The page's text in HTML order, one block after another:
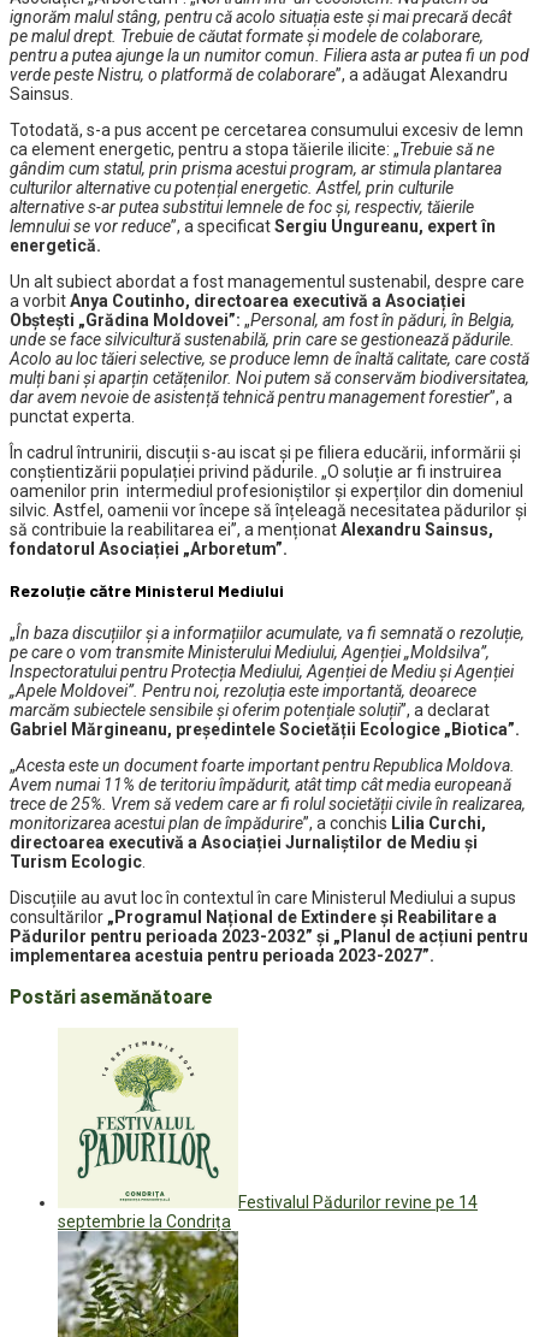
ignorăm malul stâng, pentru că acolo situația este și mai precară decât
pe malul drept. Trebuie de căutat formate și modele de colaborare,
pentru a putea ajunge la un numitor comun. Filiera asta ar putea fi un pod
verde peste Nistru, o platformă de colaborare”, a adăugat Alexandru
Sainsus.
Totodată, s-a pus accent pe cercetarea consumului excesiv de lemn
ca element energetic, pentru a stopa tăierile ilicite: „Trebuie să ne
gândim cum statul, prin prisma acestui program, ar stimula plantarea
culturilor alternative cu potențial energetic. Astfel, prin culturile
alternative s-ar putea substitui lemnele de foc și, respectiv, tăierile
lemnului se vor reduce”, a specificatSergiu Ungureanu, expert în
energetică.
Un alt subiect abordat a fost managementul sustenabil, despre care
a vorbitAnya Coutinho, directoarea executivă a Asociației
Obștești „Grădina Moldovei”: „Personal, am fost în păduri, în Belgia,
unde se face silvicultură sustenabilă, prin care se gestionează pădurile.
Acolo au loc tăieri selective, se produce lemn de înaltă calitate, care costă
mulți bani și aparțin cetățenilor. Noi putem să conservăm biodiversitatea,
dar avem nevoie de asistență tehnică pentru management forestier”, a
punctat experta.
În cadrul întrunirii, discuții s-au iscat și pe filiera educării, informării și
conștientizării populației privind pădurile. „O soluție ar fi instruirea
oamenilor prin intermediul profesioniștilor și experților din domeniul
silvic. Astfel, oamenii vor începe să înțeleagă necesitatea pădurilor și
să contribuie la reabilitarea ei”, a menționatAlexandru Sainsus,
fondatorul Asociației „Arboretum”.
Rezoluție către Ministerul Mediului
„În baza discuțiilor și a informațiilor acumulate, va fi semnată o rezoluție,
pe care o vom transmite Ministerului Mediului, Agenției „Moldsilva”,
Inspectoratului pentru Protecția Mediului, Agenției de Mediu și Agenției
„Apele Moldovei”. Pentru noi, rezoluția este importantă, deoarece
marcăm subiectele sensibile și oferim potențiale soluții”, a declarat
Gabriel Mărgineanu, președintele Societății Ecologice „Biotica”.
„Acesta este un document foarte important pentru Republica Moldova.
Avem numai 11% de teritoriu împădurit, atât timp cât media europeană
trece de 25%. Vrem să vedem care ar fi rolul societății civile în realizarea,
monitorizarea acestui plan de împădurire”, a conchis Lilia Curchi,
directoarea executivă a Asociației Jurnaliștilor de Mediu și
Turism Ecologic
Discuțiile au avut loc în contextul în care Ministerul Mediului a supus
consultărilor „Programul Național de Extindere și Reabilitare a
Pădurilor pentru perioada 2023-2032” și „Planul de acțiuni pentru
implementarea acestuia pentru perioada 2023-2027”.
Postări asemănătoare
Festivalul Pădurilor revine pe 14
septembrie la Condrița